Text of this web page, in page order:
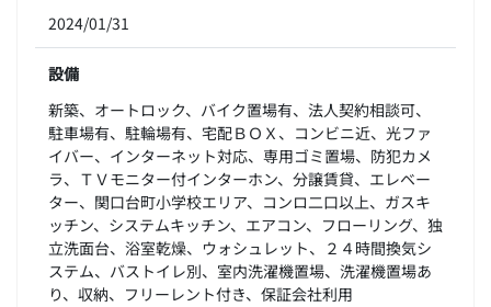
2024/01/31
設備
新築、オートロック、バイク置場有、法人契約相談可、
駐車場有、駐輪場有、宅配ＢＯＸ、コンビニ近、光ファ
イバー、インターネット対応、専用ゴミ置場、防犯カメ
ラ、ＴＶモニター付インターホン、分譲賃貸、エレベー
ター、関口台町小学校エリア、コンロ二口以上、ガスキ
ッチン、システムキッチン、エアコン、フローリング、独
立洗面台、浴室乾燥、ウォシュレット、２４時間換気シ
ステム、バストイレ別、室内洗濯機置場、洗濯機置場あ
り、収納、フリーレント付き、保証会社利用